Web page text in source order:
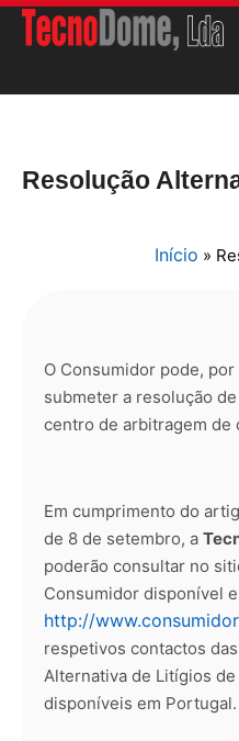
Resolução
Início »
O Consumidor pode,
submeter a resolução
centro de arbitragem de
Em cumprimento do
de 8 de setembro, a
poderão consultar no
Consumidor disponível
http://
respetivos contactos
Alternativa de Litígios
disponíveis em Portugal.